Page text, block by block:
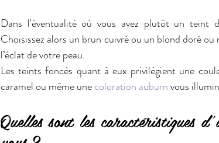
Dans l'éventualité où vous avez plutôt un teint
Choisissez alors un brun cuivré ou un blond doré
l’éclat de votre peau.
Les teints foncés quant à eux privilégient une
caramel ou même une coloration auburn vous
Quelles sont les caractéristiques